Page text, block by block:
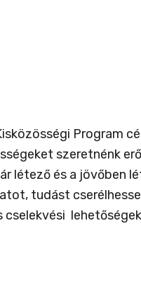
Program
szeretnénk
létező és a jövőben
tudást